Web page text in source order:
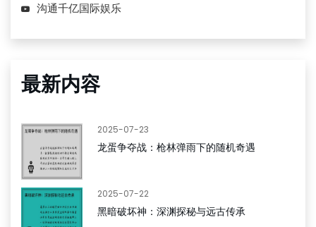
沟通千亿国际娱乐
最新内容
2025-07-23
龙蛋争夺战：枪林弹雨下的随机奇遇
2025-07-22
黑暗破坏神：深渊探秘与远古传承